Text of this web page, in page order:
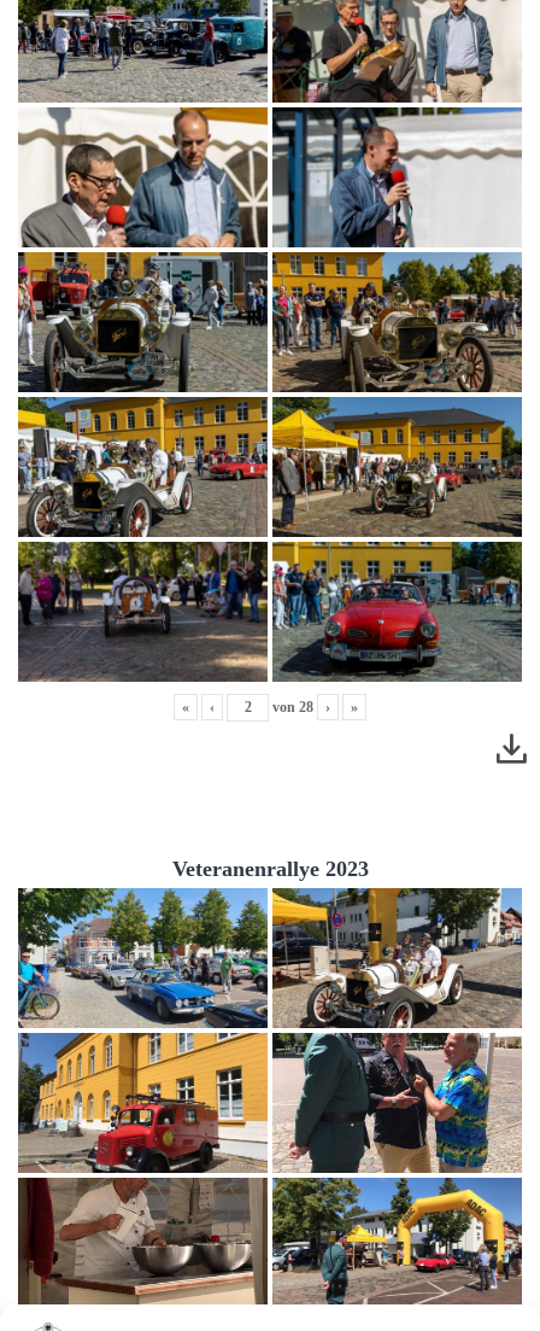
« ‹ von 28 › »
Veteranenrallye 2023